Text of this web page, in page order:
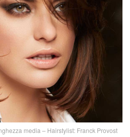
media – Hairstylist: Franck Provost